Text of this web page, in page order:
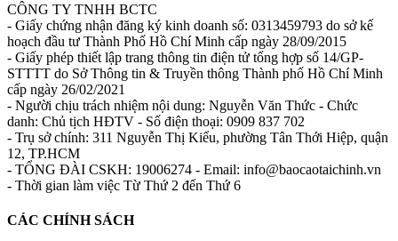
CÔNG TY TNHH BCTC
- Giấy chứng nhận đăng ký kinh doanh số: 0313459793 do sở kế
hoạch đầu tư Thành Phố Hồ Chí Minh cấp ngày 28/09/2015
- Giấy phép thiết lập trang thông tin điện tử tổng hợp số 14/GP-
STTTT do Sở Thông tin & Truyền thông Thành phố Hồ Chí Minh
cấp ngày 26/02/2021
- Người chịu trách nhiệm nội dung: Nguyễn Văn Thức - Chức
danh: Chủ tịch HĐTV - Số điện thoại: 0909 837 702
- Trụ sở chính: 311 Nguyễn Thị Kiểu, phường Tân Thới Hiệp, quận
12, TP.HCM
- TỔNG ĐÀI CSKH: 19006274 - Email: info@baocaotaichinh.vn
- Thời gian làm việc Từ Thứ 2 đến Thứ 6
CÁC CHÍNH SÁCH